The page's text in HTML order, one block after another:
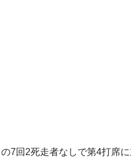
7回2死走者なしで第4打席